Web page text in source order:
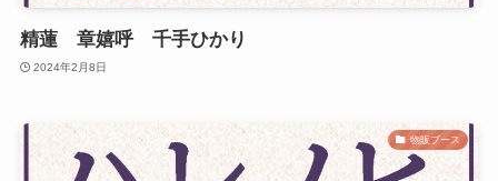
精蓮 章嬉呼 千手ひかり
2024年2月8日
物販ブース